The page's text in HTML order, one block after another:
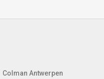
Colman Antwerpen